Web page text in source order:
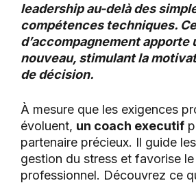
leadership au-delà des
compétences techniques.
d’accompagnement apporte
nouveau, stimulant la
de décision.
À mesure que les exigences
évoluent, un coach executif
partenaire précieux. Il guide
gestion du stress et favorise
professionnel. Découvrez ce